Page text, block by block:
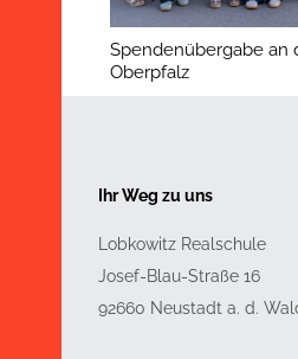
Spendenübergabe an
Oberpfalz
Ihr Weg zu uns
Lobkowitz Realschule
Josef-Blau-Straße 16
92660 Neustadt a. d.